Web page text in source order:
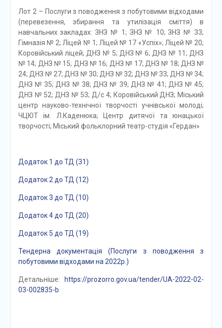
Лот 2 – Послуги з поводження з побутовими відходами
(перевезення, збирання та утилізація сміття) в
навчальних закладах: ЗНЗ № 1; ЗНЗ № 10; ЗНЗ № 33;
Гімназія № 2; Ліцей № 1; Ліцей № 17 «Успіх»; Ліцей № 20;
Коровійський ліцей; ДНЗ № 5; ДНЗ № 6; ДНЗ № 11; ДНЗ
№ 14; ДНЗ № 15; ДНЗ № 16; ДНЗ № 17; ДНЗ № 18; ДНЗ №
24; ДНЗ № 27; ДНЗ № 30; ДНЗ № 32; ДНЗ № 33; ДНЗ № 34;
ДНЗ № 35; ДНЗ № 38; ДНЗ № 39; ДНЗ № 41; ДНЗ № 45;
ДНЗ № 52; ДНЗ № 53; Д/с 4; Коровійський ДНЗ; Міський
центр науково-технічної творчості учнівської молоді;
ЧЦЮТ ім. Л.Каденюка; Центр дитячої та юнацької
творчості; Міський фольклорний театр-студія «Гердан»
Додаток 1 до ТД (31)
Додаток 2 до ТД (12)
Додаток 3 до ТД (10)
Додаток 4 до ТД (20)
Додаток 5 до ТД (19)
Тендерна документація (Послуги з поводження з
побутовими відходами на 2022р.)
Детальніше:
https://prozorro.gov.ua/tender/UA-2022-02-
03-002835-b